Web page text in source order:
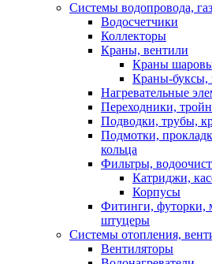
Системы водопровода,
Водосчетчики
Коллекторы
Краны, вентили
Краны
Краны-буксы,
Нагревательные
Переходники,
Подводки, трубы,
Подмотки,
кольца
Фильтры,
Катриджи,
Корпусы
Фитинги, футорки,
штуцеры
Системы отопления,
Вентиляторы